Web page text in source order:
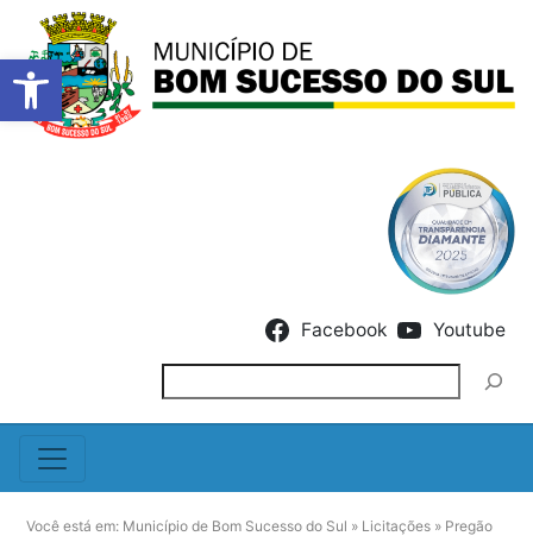
Barra de Ferramentas
Facebook Youtube
Você está em: Município de Bom Sucesso do Sul » Licitações » Pregão